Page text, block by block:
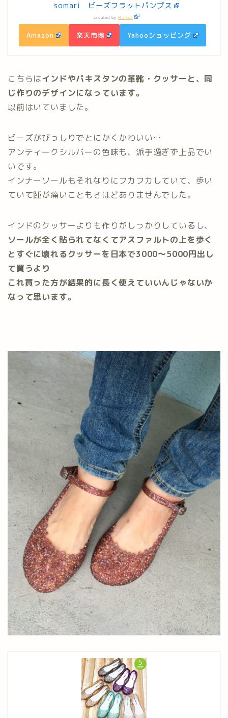
somari ビーズフラットパンプス
created by Rinker
Amazon 楽天市場 Yahooショッピング
こちらはインドやパキスタンの革靴・クッサーと、同
じ作りのデザインになっています。
以前はいていました。
ビーズがびっしりでとにかくかわいい…
アンティークシルバーの色味も、派手過ぎず上品でい
いです。
インナーソールもそれなりにフカフカしていて、歩い
ていて踵が痛いこともさほどありませんでした。
インドのクッサーよりも作りがしっかりしているし、
ソールが全く貼られてなくてアスファルトの上を歩く
とすぐに壊れるクッサーを日本で3000〜5000円出し
て買うより
これ買った方が結果的に長く使えていいんじゃないか
なって思います。